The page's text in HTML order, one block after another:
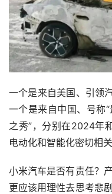
一个是来自美国、引领
一个是来自中国、号称
之秀”，分别在2024年
电动化和智能化密切相关
小米汽车是否有责任？
更应该用理性去思考悲